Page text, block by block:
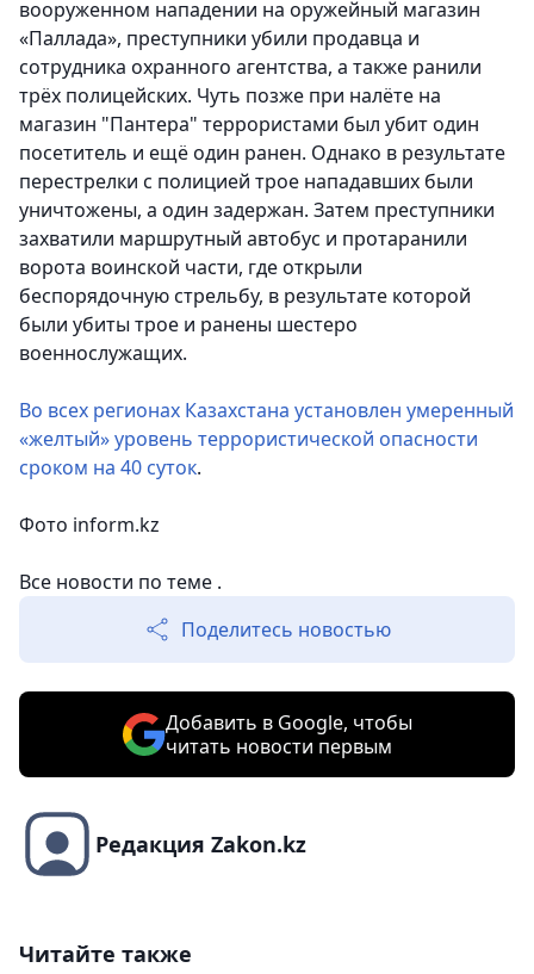
вооруженном нападении на оружейный магазин
«Паллада», преступники убили продавца и
сотрудника охранного агентства, а также ранили
трёх полицейских. Чуть позже при налёте на
магазин "Пантера" террористами был убит один
посетитель и ещё один ранен. Однако в результате
перестрелки с полицией трое нападавших были
уничтожены, а один задержан. Затем преступники
захватили маршрутный автобус и протаранили
ворота воинской части, где открыли
беспорядочную стрельбу, в результате которой
были убиты трое и ранены шестеро
военнослужащих.
Во всех регионах Казахстана установлен умеренный
«желтый» уровень террористической опасности
сроком на 40 суток.
Фото inform.kz
Все новости по теме .
Поделитесь новостью
Добавить в Google, чтобы
читать новости первым
Редакция Zakon.kz
Читайте также